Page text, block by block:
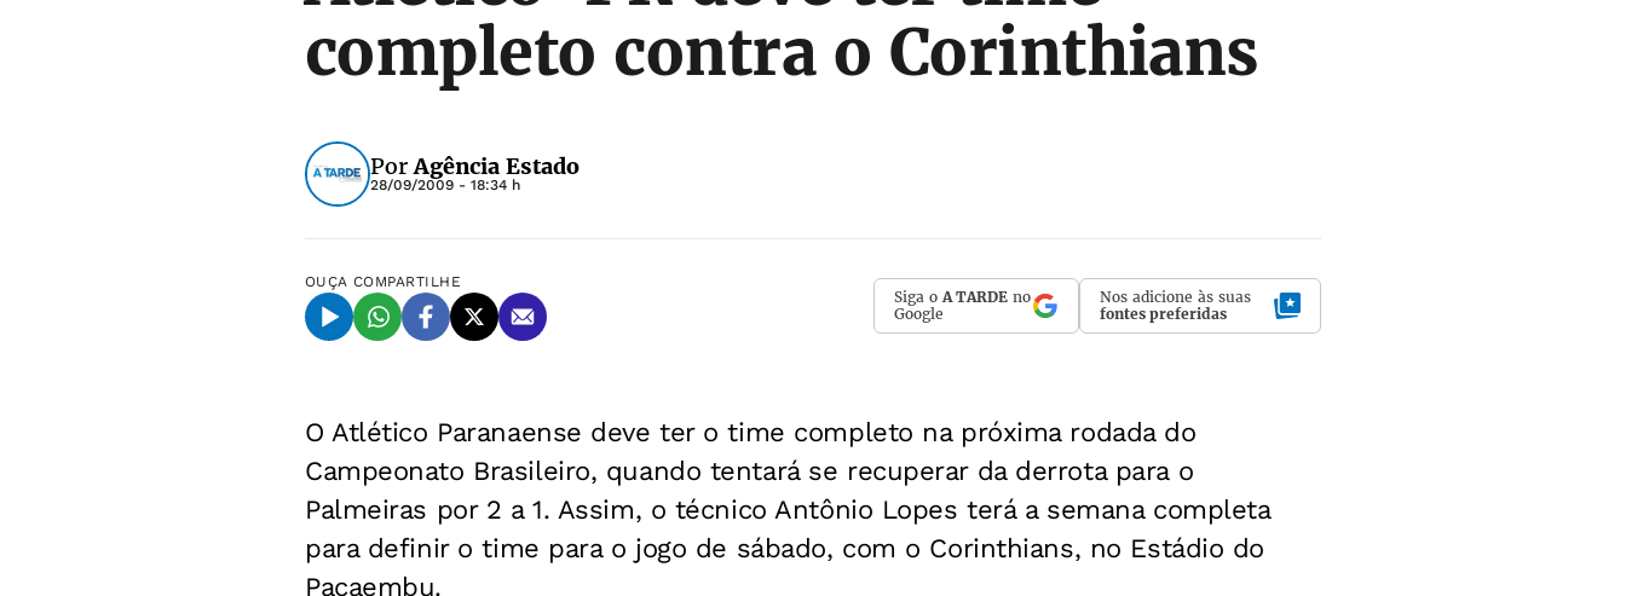
completo contra o Corinthians
PorAgência Estado
28/09/2009 - 18:34 h
OUÇA COMPARTILHE
Siga o A TARDE no
Google
Nos adicione às suas
fontes preferidas
O Atlético Paranaense deve ter o time completo na próxima rodada do
Campeonato Brasileiro, quando tentará se recuperar da derrota para o
Palmeiras por 2 a 1. Assim, o técnico Antônio Lopes terá a semana completa
para definir o time para o jogo de sábado, com o Corinthians, no Estádio do
Pacaembu.